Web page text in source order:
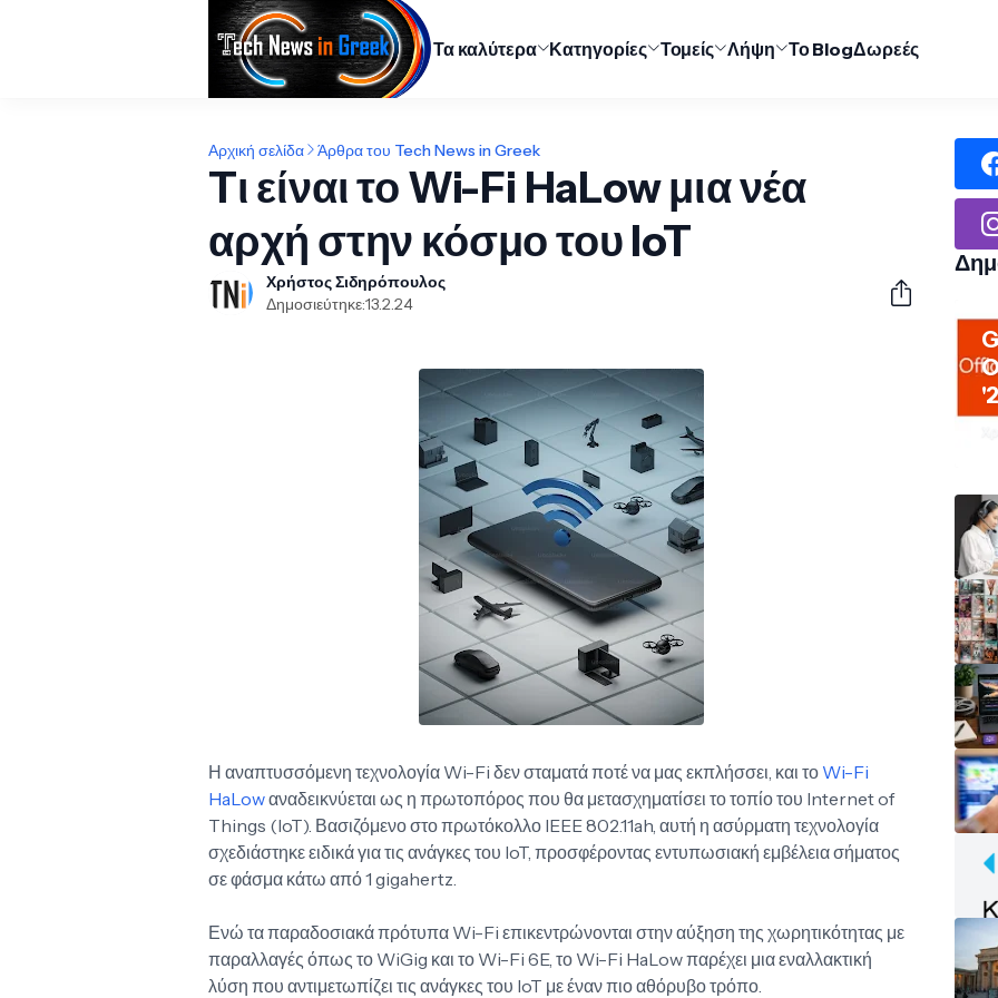
Τα καλύτερα Κατηγορίες Τομείς Λήψη Το BlogΔωρεές
Αρχική σελίδα Άρθρα του Tech News in Greek
Tι είναι το Wi-Fi HaLow μια νέα
αρχή στην κόσμο του IoT
Χρήστος Σιδηρόπουλος
Δημοσιεύτηκε:13.2.24
Η αναπτυσσόμενη τεχνολογία Wi-Fi δεν σταματά ποτέ να μας εκπλήσσει, και το Wi-Fi
HaLowαναδεικνύεται ως η πρωτοπόρος που θα μετασχηματίσει το τοπίο του Internet of
Things (IoT). Βασιζόμενο στο πρωτόκολλο IEEE 802.11ah, αυτή η ασύρματη τεχνολογία
σχεδιάστηκε ειδικά για τις ανάγκες του IoT, προσφέροντας εντυπωσιακή εμβέλεια σήματος
σε φάσμα κάτω από 1 gigahertz.
Ενώ τα παραδοσιακά πρότυπα Wi-Fi επικεντρώνονται στην αύξηση της χωρητικότητας με
παραλλαγές όπως το WiGig και το Wi-Fi 6E, το Wi-Fi HaLow παρέχει μια εναλλακτική
λύση που αντιμετωπίζει τις ανάγκες του IoT με έναν πιο αθόρυβο τρόπο.